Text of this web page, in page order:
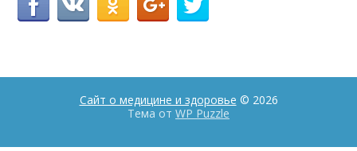
Сайт о медицине и здоровье © 2026
Тема от WP Puzzle